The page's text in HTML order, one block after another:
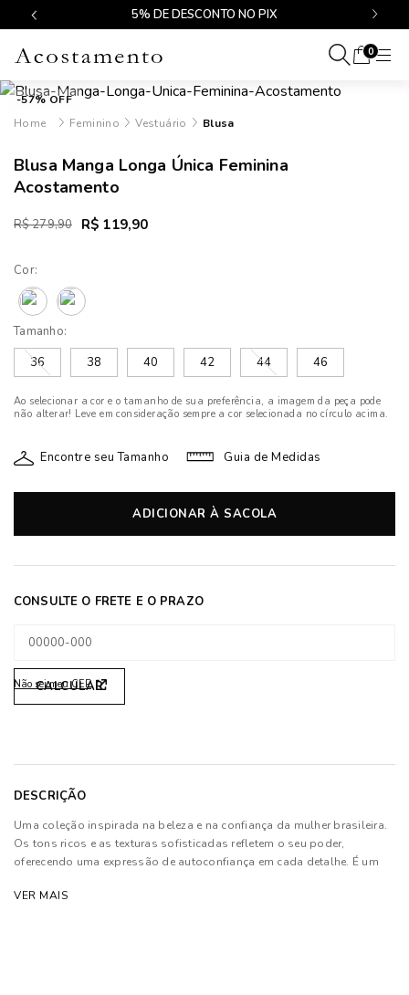
5% DE DESCONTO NO PIX
0
-57% OFF
Feminino
Vestuário Blusa
Blusa Manga Longa Única Feminina
Acostamento
R$ 279,90 R$ 119,90
Cor:
Tamanho:
36
38 40 42 44 46
Ao selecionar a cor e o tamanho de sua preferência, a imagem da peça pode
não alterar! Leve em consideração sempre a cor selecionada no círculo acima.
Encontre seu Tamanho Guia de Medidas
ADICIONAR À SACOLA
Não sei meu CEP
DESCRIÇÃO
Uma coleção inspirada na beleza e na confiança da mulher brasileira.
Os tons ricos e as texturas sofisticadas refletem o seu poder,
oferecendo uma expressão de autoconfiança em cada detalhe. É um
VER MAIS